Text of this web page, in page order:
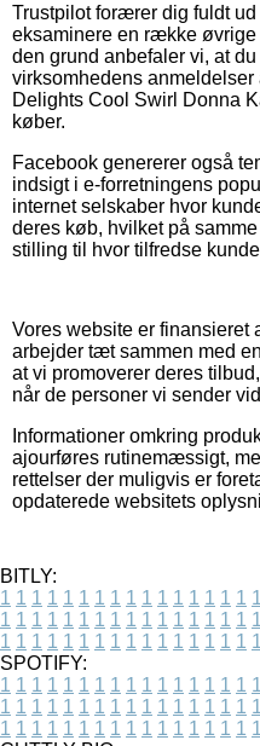
Trustpilot forærer dig fuldt
eksaminere en række
den grund anbefaler vi, at
virksomhedens
Delights Cool Swirl Donna
køber.
Facebook genererer også
indsigt i e-forretningens
internet selskaber hvor
deres køb, hvilket på
stilling til hvor tilfredse
Vores website er finansieret
arbejder tæt sammen med
at vi promoverer deres
når de personer vi sender
Informationer omkring
ajourføres rutinemæssigt,
rettelser der muligvis er
opdaterede websitets
BITLY:
1 1 1 1 1 1 1 1 1 1 1 1 1 1 1 1 1
1 1 1 1 1 1 1 1 1 1 1 1 1 1 1 1 1
1 1 1 1 1 1 1 1 1 1 1 1 1 1 1 1 1
SPOTIFY:
1 1 1 1 1 1 1 1 1 1 1 1 1 1 1 1 1
1 1 1 1 1 1 1 1 1 1 1 1 1 1 1 1 1
1 1 1 1 1 1 1 1 1 1 1 1 1 1 1 1 1